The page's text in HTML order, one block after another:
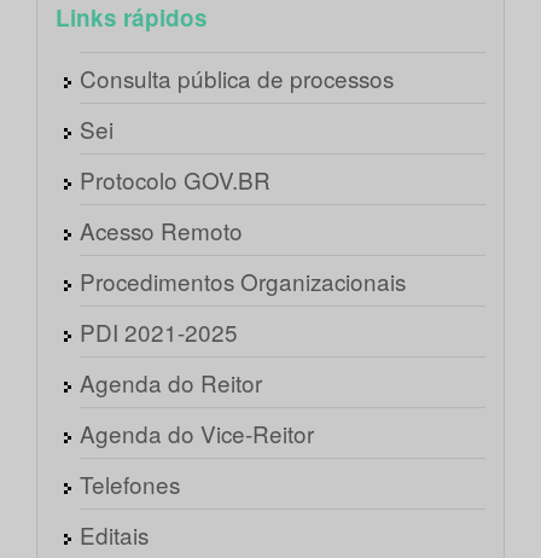
Links rápidos
Consulta pública de processos
Sei
Protocolo GOV.BR
Acesso Remoto
Procedimentos Organizacionais
PDI 2021-2025
Agenda do Reitor
Agenda do Vice-Reitor
Telefones
Editais